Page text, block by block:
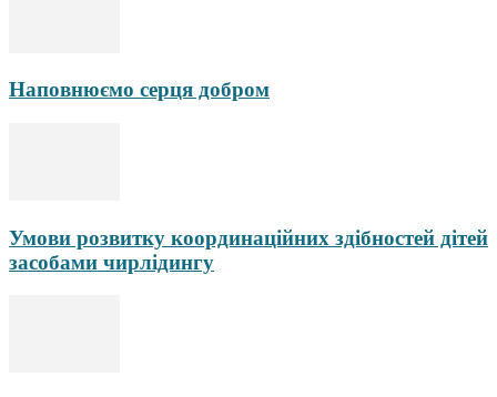
Наповнюємо серця добром
Умови розвитку координаційних здібностей дітей
засобами чирлідингу